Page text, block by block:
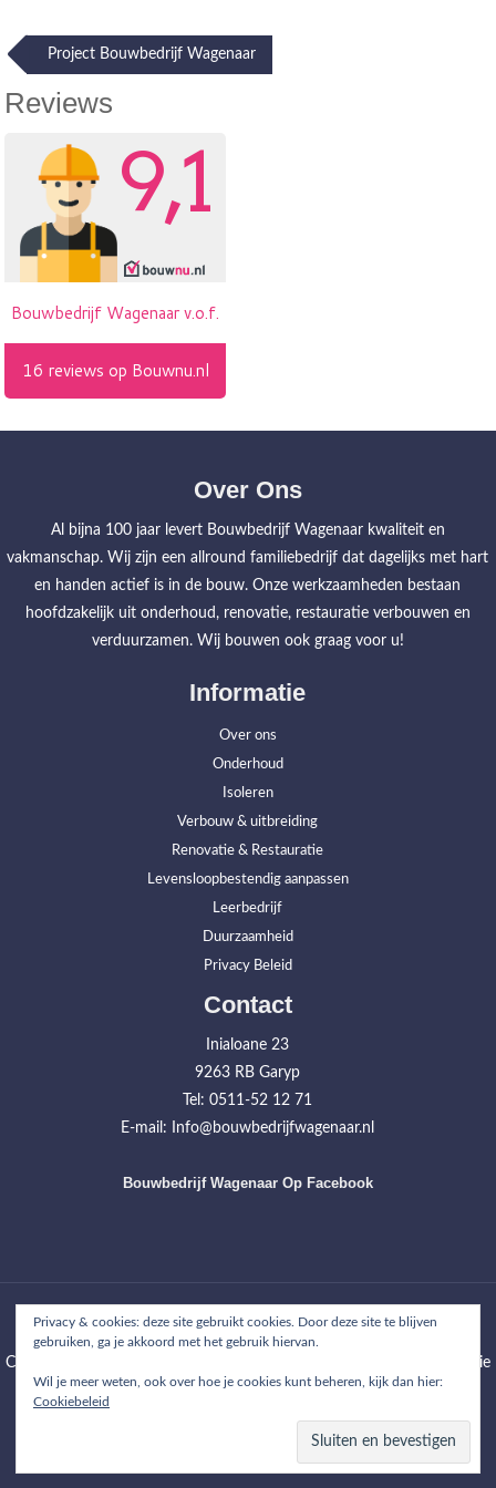
Post
navigation
Project Bouwbedrijf Wagenaar
Reviews
Over Ons
Al bijna 100 jaar levert Bouwbedrijf Wagenaar kwaliteit en
vakmanschap. Wij zijn een allround familiebedrijf dat dagelijks met hart
en handen actief is in de bouw. Onze werkzaamheden bestaan
hoofdzakelijk uit onderhoud, renovatie, restauratie verbouwen en
verduurzamen. Wij bouwen ook graag voor u!
Informatie
Over ons
Onderhoud
Isoleren
Verbouw & uitbreiding
Renovatie & Restauratie
Levensloopbestendig aanpassen
Leerbedrijf
Duurzaamheid
Privacy Beleid
Contact
Inialoane 23
9263 RB Garyp
Tel: 0511-52 12 71
E-mail: Info@bouwbedrijfwagenaar.nl
Bouwbedrijf Wagenaar Op Facebook
Home Werkzaamheden Projecten Over ons Contact
Copyright © 2026
| WordPress Theme: Wimpie
Lite by8degree Themes
Privacy & cookies: deze site gebruikt cookies. Door deze site te blijven
gebruiken, ga je akkoord met het gebruik hiervan.
Wil je meer weten, ook over hoe je cookies kunt beheren, kijk dan hier:
Cookiebeleid